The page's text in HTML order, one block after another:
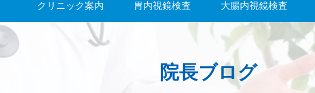
クリニック案内 胃内視鏡検査 大腸内視鏡検査
院長ブログ